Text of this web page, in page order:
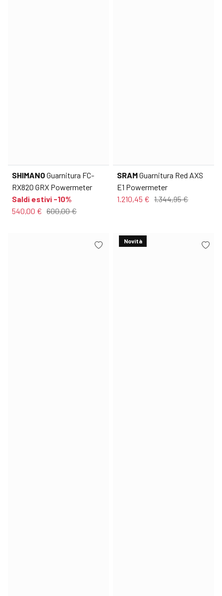
SHIMANOGuarnitura FC-
RX820 GRX Powermeter
Saldi estivi -10%
540,00 € 600,00 €
SRAMGuarnitura Red AXS
E1 Powermeter
1.210,45 € 1.344,95 €
Novità